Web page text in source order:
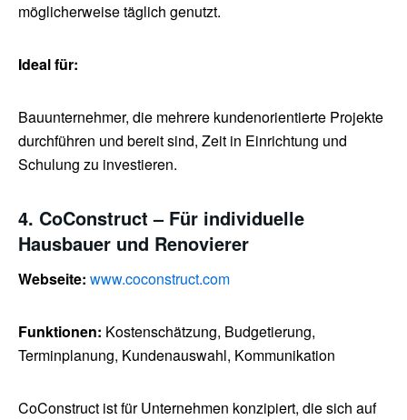
möglicherweise täglich genutzt.
Ideal für:
Bauunternehmer, die mehrere kundenorientierte Projekte
durchführen und bereit sind, Zeit in Einrichtung und
Schulung zu investieren.
4. CoConstruct – Für individuelle
Hausbauer und Renovierer
Webseite: www.coconstruct.com
Funktionen: Kostenschätzung, Budgetierung,
Terminplanung, Kundenauswahl, Kommunikation
CoConstruct ist für Unternehmen konzipiert, die sich auf